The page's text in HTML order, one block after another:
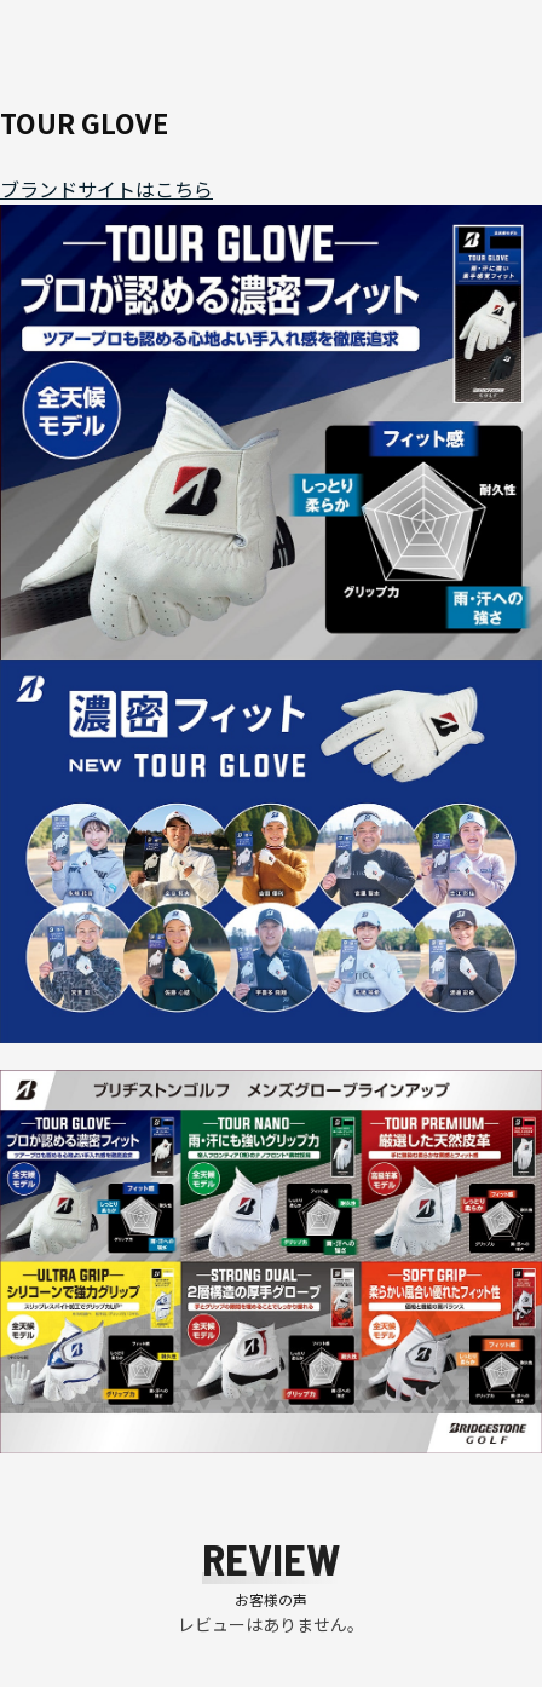
TOUR GLOVE
ブランドサイトはこちら
REVIEW
お客様の声
レビューはありません。